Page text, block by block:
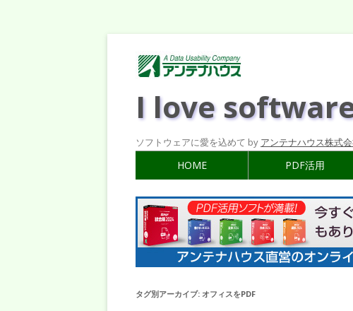
I love
ソフトウェアに愛を込めて by アンテナハウス株式
HOME PDF活用
タグ別アーカイブ: オフィスをPDF